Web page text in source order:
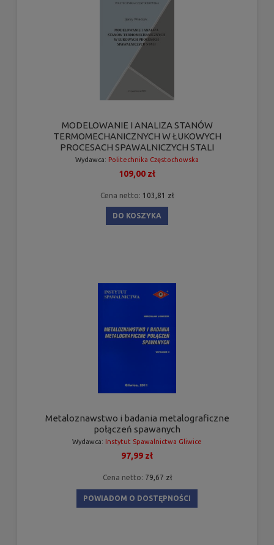
MODELOWANIE I ANALIZA STANÓW
TERMOMECHANICZNYCH W ŁUKOWYCH
PROCESACH SPAWALNICZYCH STALI
Wydawca: Politechnika Częstochowska
109,00 zł
Cena netto: 103,81 zł
DO KOSZYKA
Metaloznawstwo i badania metalograficzne
połączeń spawanych
Wydawca: Instytut Spawalnictwa Gliwice
97,99 zł
Cena netto: 79,67 zł
POWIADOM O DOSTĘPNOŚCI